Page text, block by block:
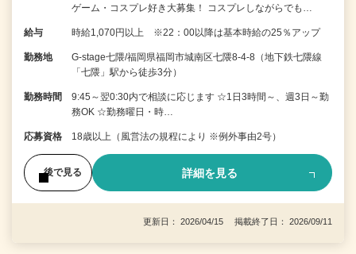
ゲーム・コスプレ好き大募集！ コスプレしながらでも…
給与 時給1,070円以上 ※22：00以降は基本時給の25％アップ
勤務地
G-stage七隈/福岡県福岡市城南区七隈8-4-8（地下鉄七隈線
「七隈」駅から徒歩3分）
勤務時間
9:45～翌0:30内で相談に応じます ☆1日3時間～、週3日～勤
務OK ☆勤務曜日・時…
応募資格 18歳以上（風営法の規程により ※例外事由2号）
後で見る 詳細を見る
更新日： 2026/04/15 掲載終了日： 2026/09/11